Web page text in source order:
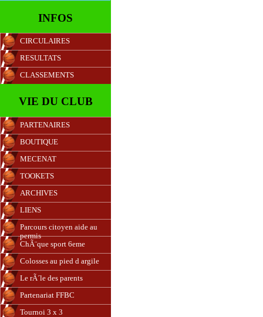
INFOS
CIRCULAIRES
RESULTATS
CLASSEMENTS
VIE DU CLUB
PARTENAIRES
BOUTIQUE
MECENAT
TOOKETS
ARCHIVES
LIENS
Parcours citoyen aide au
permis
ChÃ¨que sport 6eme
Colosses au pied d argile
Le rÃ´le des parents
Partenariat FFBC
Tournoi 3 x 3